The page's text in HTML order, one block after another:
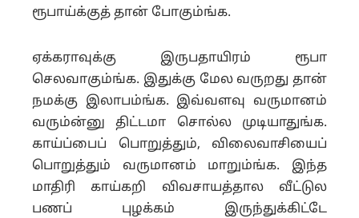
ரூபாய்க்குத் தான் போகும்ங்க.
ஏக்கராவுக்கு இருபதாயிரம் ரூபா
செலவாகும்ங்க. இதுக்கு மேல வருறது தான்
நமக்கு இலாபம்ங்க. இவ்வளவு வருமானம்
வரும்ன்னு திட்டமா சொல்ல முடியாதுங்க.
காய்ப்பைப் பொறுத்தும், விலைவாசியைப்
பொறுத்தும் வருமானம் மாறும்ங்க. இந்த
மாதிரி காய்கறி விவசாயத்தால வீட்டுல
பணப் புழக்கம் இருந்துக்கிட்டே